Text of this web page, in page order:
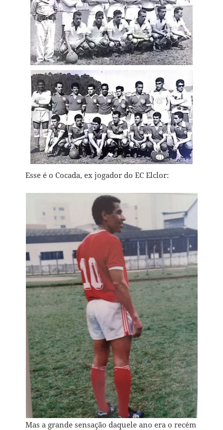
Esse é o Cocada, ex jogador do EC Elclor:
Mas a grande sensação daquele ano era o recém